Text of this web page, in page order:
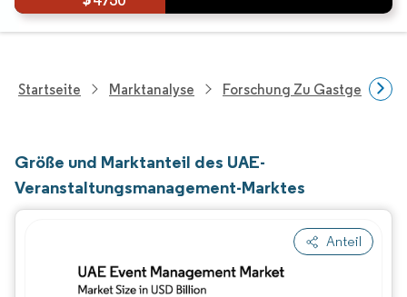
Startseite Marktanalyse Forschung Zu Gastgewerbe
Größe und Marktanteil des UAE-
Veranstaltungsmanagement-Marktes
Anteil